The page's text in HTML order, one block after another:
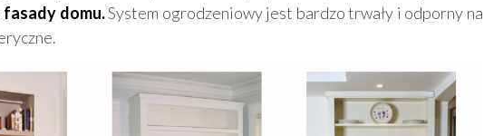
domu.System ogrodzeniowy jest bardzo trwały i odporny na